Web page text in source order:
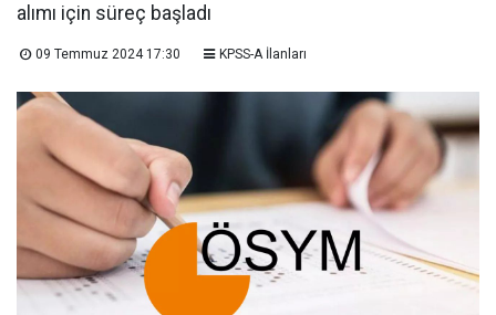
alımı için süreç başladı
09 Temmuz 2024 17:30 KPSS-A İlanları